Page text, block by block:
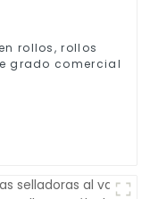
rollos, rollos
grado comercial